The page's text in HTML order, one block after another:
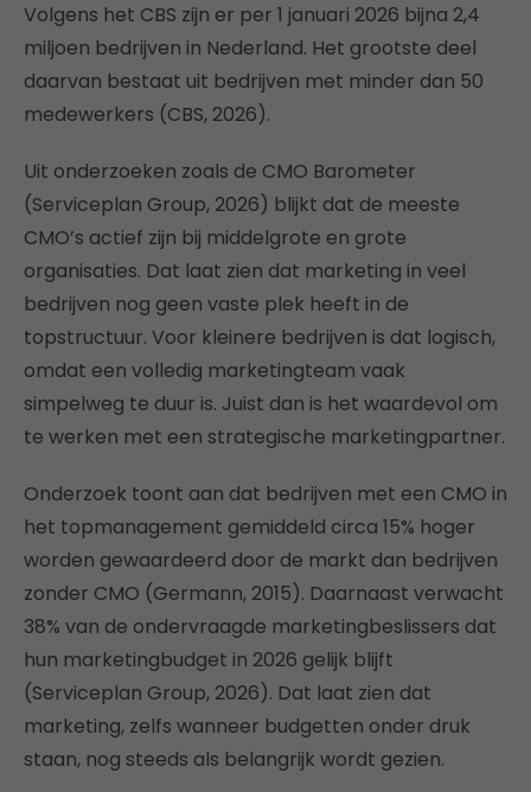
Volgens het CBS zijn er per 1 januari 2026 bijna 2,4
miljoen bedrijven in Nederland. Het grootste deel
daarvan bestaat uit bedrijven met minder dan 50
medewerkers (CBS, 2026).
Uit onderzoeken zoals de CMO Barometer
(Serviceplan Group, 2026) blijkt dat de meeste
CMO’s actief zijn bij middelgrote en grote
organisaties. Dat laat zien dat marketing in veel
bedrijven nog geen vaste plek heeft in de
topstructuur. Voor kleinere bedrijven is dat logisch,
omdat een volledig marketingteam vaak
simpelweg te duur is. Juist dan is het waardevol om
te werken met een strategische marketingpartner.
Onderzoek toont aan dat bedrijven met een CMO in
het topmanagement gemiddeld circa 15% hoger
worden gewaardeerd door de markt dan bedrijven
zonder CMO (Germann, 2015). Daarnaast verwacht
38% van de ondervraagde marketingbeslissers dat
hun marketingbudget in 2026 gelijk blijft
(Serviceplan Group, 2026). Dat laat zien dat
marketing, zelfs wanneer budgetten onder druk
staan, nog steeds als belangrijk wordt gezien.